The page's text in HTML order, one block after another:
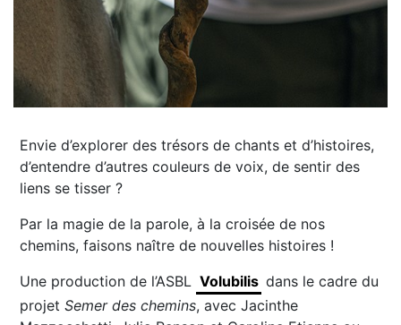
Envie d’explorer des trésors de chants et d’histoires,
d’entendre d’autres couleurs de voix, de sentir des
liens se tisser ?
Par la magie de la parole, à la croisée de nos
chemins, faisons naître de nouvelles histoires !
Une production de l’ASBL Volubilis dans le cadre du
projetSemer des chemins, avec Jacinthe